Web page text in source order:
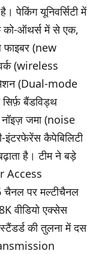
यूनिवर्सिटी में
ऑथर्स में से एक,
फाइबर (new
(wireless
(Dual-mode
बैंडविड्थ
जमा (noise
कैपेबिलिटी
है। टीम ने बड़े
Access
चैनल पर मल्टीचैनल
वीडियो एक्सेस
की तुलना में दस